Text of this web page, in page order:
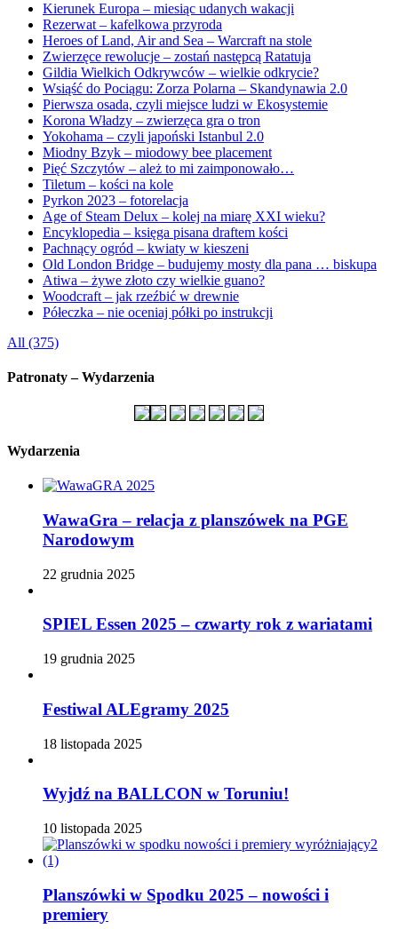
Kierunek Europa – miesiąc udanych wakacji
Rezerwat – kafelkowa przyroda
Heroes of Land, Air and Sea – Warcraft na stole
Zwierzęce rewolucje – zostań następcą Ratatuja
Gildia Wielkich Odkrywców – wielkie odkrycie?
Wsiąść do Pociągu: Zorza Polarna – Skandynawia 2.0
Pierwsza osada, czyli miejsce ludzi w Ekosystemie
Korona Władzy – zwierzęca gra o tron
Yokohama – czyli japoński Istanbul 2.0
Miodny Bzyk – miodowy bee placement
Pięć Szczytów – ależ to mi zaimponowało…
Tiletum – kości na kole
Pyrkon 2023 – fotorelacja
Age of Steam Delux – kolej na miarę XXI wieku?
Encyklopedia – księga pisana draftem kości
Pachnący ogród – kwiaty w kieszeni
Old London Bridge – budujemy mosty dla pana … biskupa
Atiwa – żywe złoto czy wielkie guano?
Woodcraft – jak rzeźbić w drewnie
Półeczka – nie oceniaj półki po instrukcji
All (375)
Patronaty – Wydarzenia
Wydarzenia
WawaGra – relacja z planszówek na PGE
Narodowym
22 grudnia 2025
SPIEL Essen 2025 – czwarty rok z wariatami
19 grudnia 2025
Festiwal ALEgramy 2025
18 listopada 2025
Wyjdź na BALLCON w Toruniu!
10 listopada 2025
Planszówki w Spodku 2025 – nowości i
premiery